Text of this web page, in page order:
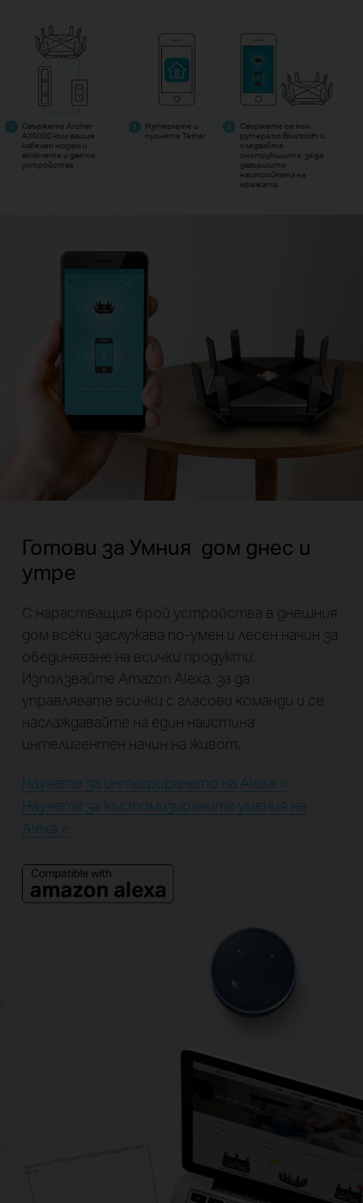
Свържете Archer
AX6000 към вашия
кабелен модем и
включете и двете
устройства
Изтеглете и
пуснете Tether
Свържете се към
рутера по Bluetooth и
следвайте
инструкциите, за да
завършите
настройката на
мрежата
Готови за Умния дом днес и
утре
С нарастващия брой устройства в днешния
дом всеки заслужава по-умен и лесен начин за
обединяване на всички продукти.
Използвайте Amazon Alexa, за да
управлявате всички с гласови команди и се
наслаждавайте на един наистина
интелигентен начин на живот.
Научете за интегрирането на Alexa >
Научете за къстомизираните умения на
Alexa >
Alexa, кажи на TP-Link да приоритизира Wi-Fi връзката на моя